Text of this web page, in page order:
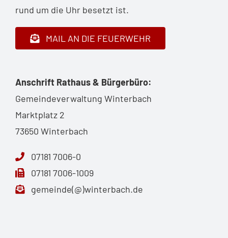
rund um die Uhr besetzt ist.
MAIL AN DIE FEUERWEHR
Anschrift Rathaus & Bürgerbüro:
Gemeindeverwaltung Winterbach
Marktplatz 2
73650 Winterbach
07181 7006-0
07181 7006-1009
gemeinde(@)winterbach.de